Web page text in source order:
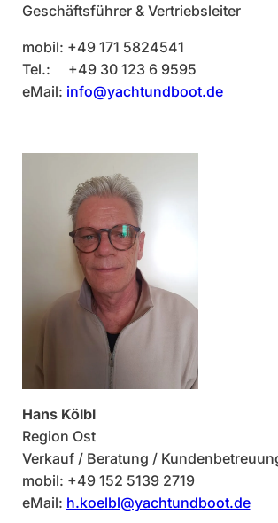
Geschäftsführer & Vertriebsleiter
mobil: +49 171 5824541
Tel.: +49 30 123 6 9595
eMail: info@yachtundboot.de
Hans Kölbl
Region Ost
Verkauf / Beratung /
mobil: +49 152 5139 2719
eMail: h.koelbl@yachtundboot.de